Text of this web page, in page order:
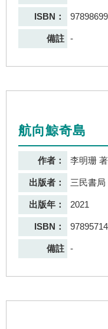
ISBN：
備註 -
航向鯨奇島
作者： 李明珊
出版者： 三民書局
出版年： 2021
ISBN：
備註 -